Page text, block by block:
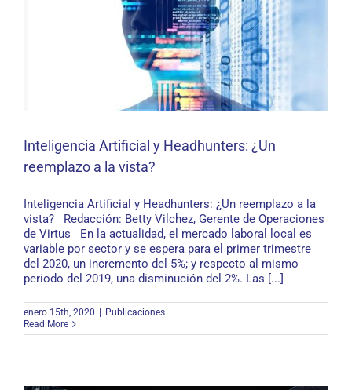
reemplazo a la vista?
Inteligencia Artificial y Headhunters: ¿Un
reemplazo a la vista?
Inteligencia Artificial y Headhunters: ¿Un reemplazo a la
vista? Redacción: Betty Vilchez, Gerente de Operaciones
de Virtus En la actualidad, el mercado laboral local es
variable por sector y se espera para el primer trimestre
del 2020, un incremento del 5%; y respecto al mismo
periodo del 2019, una disminución del 2%. Las [...]
enero 15th, 2020
Publicaciones
Read More